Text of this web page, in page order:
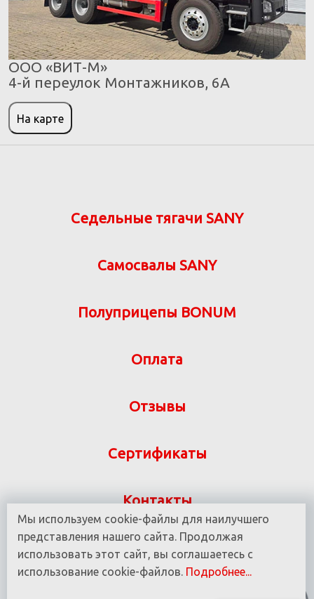
ООО «ВИТ-М»
4-й переулок Монтажников, 6А
На карте
Седельные тягачи SANY
Самосвалы SANY
Полуприцепы BONUM
Оплата
Отзывы
Сертификаты
Контакты
Указанная на сайте информация не является
публичной офертой ООО «ВИТ-М» УНП 190780937
© 2016 - 2025 Все права защищены.
Мы используем cookie-файлы для наилучшего
представления нашего сайта. Продолжая
использовать этот сайт, вы соглашаетесь с
использование cookie-файлов. Подробнее...